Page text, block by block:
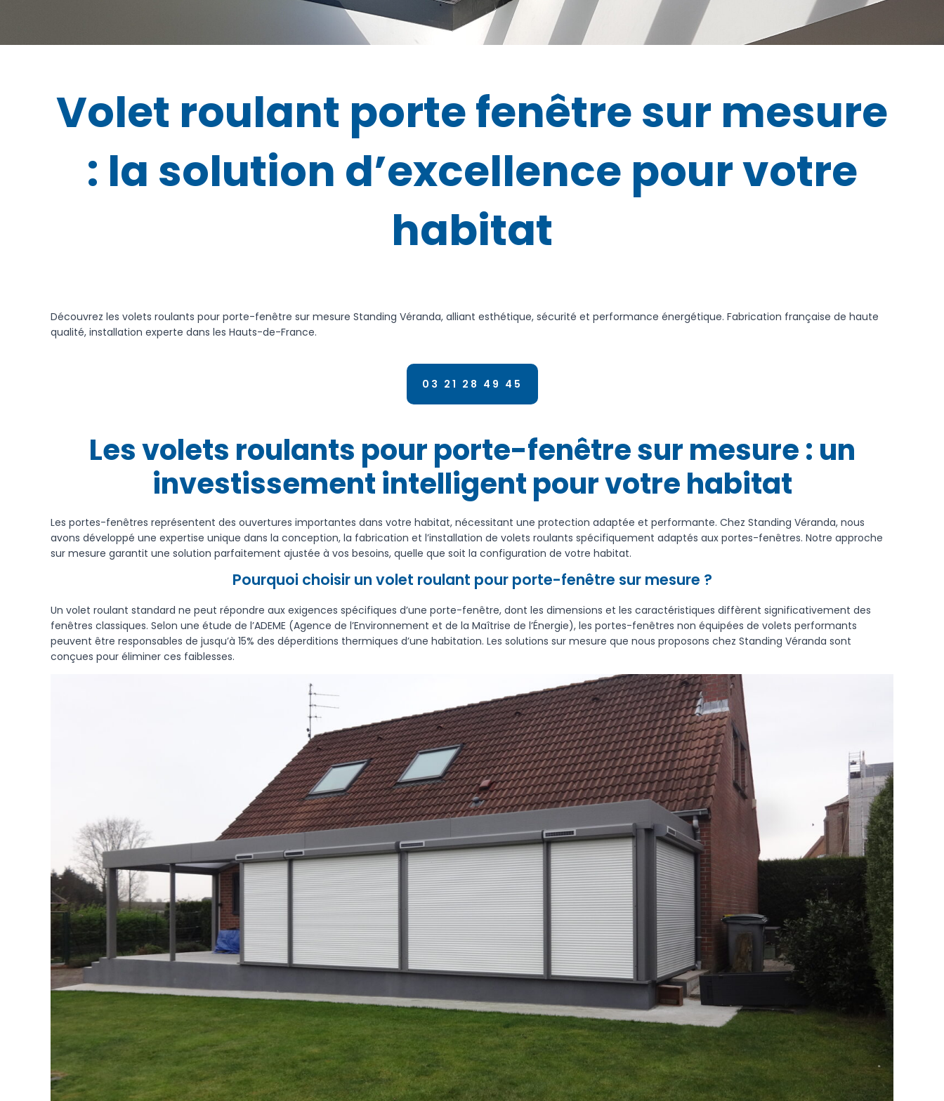
Volet roulant porte fenêtre sur mesure
: la solution d’excellence pour votre
habitat
Découvrez les volets roulants pour porte-fenêtre sur mesure Standing Véranda, alliant esthétique, sécurité et performance énergétique. Fabrication française de haute
qualité, installation experte dans les Hauts-de-France.
03 21 28 49 45
Les volets roulants pour porte-fenêtre sur mesure : un
investissement intelligent pour votre habitat
Les portes-fenêtres représentent des ouvertures importantes dans votre habitat, nécessitant une protection adaptée et performante. Chez Standing Véranda, nous
avons développé une expertise unique dans la conception, la fabrication et l’installation de volets roulants spécifiquement adaptés aux portes-fenêtres. Notre approche
sur mesure garantit une solution parfaitement ajustée à vos besoins, quelle que soit la configuration de votre habitat.
Pourquoi choisir un volet roulant pour porte-fenêtre sur mesure ?
Un volet roulant standard ne peut répondre aux exigences spécifiques d’une porte-fenêtre, dont les dimensions et les caractéristiques diffèrent significativement des
fenêtres classiques. Selon une étude de l’ADEME (Agence de l’Environnement et de la Maîtrise de l’Énergie), les portes-fenêtres non équipées de volets performants
peuvent être responsables de jusqu’à 15% des déperditions thermiques d’une habitation. Les solutions sur mesure que nous proposons chez Standing Véranda sont
conçues pour éliminer ces faiblesses.